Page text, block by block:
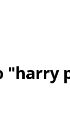
"harry